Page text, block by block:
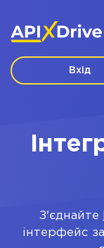
Вхід
З'єднайте
інтерфейс